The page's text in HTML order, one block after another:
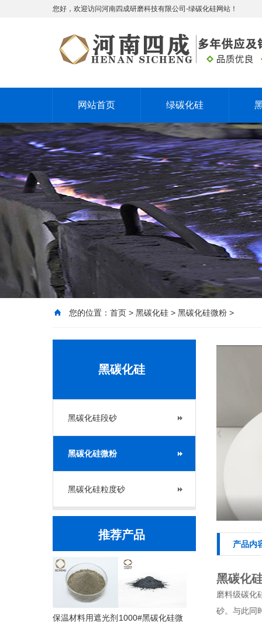
您好，欢迎访问河南四成研磨科技有限公司-绿碳化硅网站！
网站首页 绿碳化硅
您的位置： 首页 > 黑碳化硅 > 黑碳化硅微粉 >
黑碳化硅
黑碳化硅段砂
黑碳化硅微粉
黑碳化硅粒度砂
推荐产品
保温材料用遮光剂 1000#黑碳化硅微
产品内
黑碳化
磨料级碳化
砂。与此同